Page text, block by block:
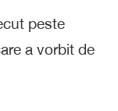
peste
a vorbit de